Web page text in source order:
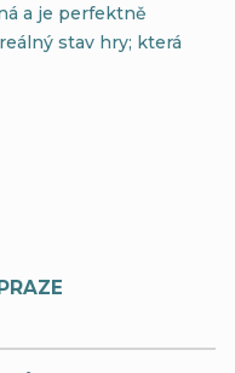
a je perfektně
stav hry; která